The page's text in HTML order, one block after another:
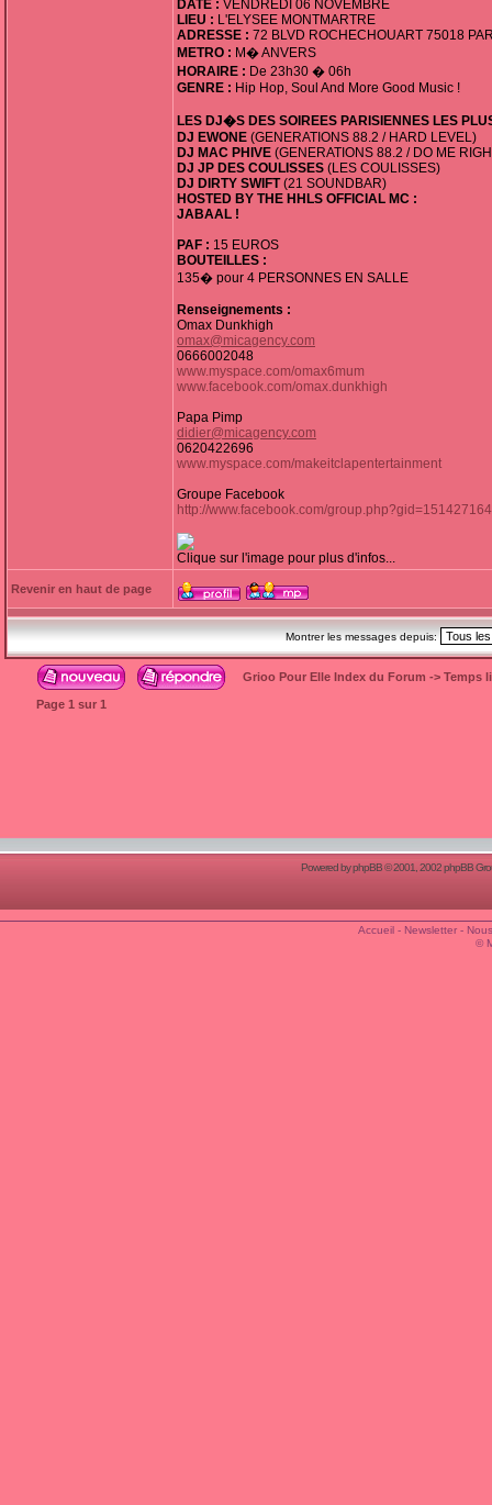
DATE : VENDREDI 06 NOVEMBRE
LIEU : L'ELYSEE MONTMARTRE
ADRESSE : 72 BLVD ROCHECHOUART 75018
METRO : M� ANVERS
HORAIRE : De 23h30 � 06h
GENRE : Hip Hop, Soul And More Good Music !
LES DJ�S DES SOIREES PARISIENNES LES
DJ EWONE (GENERATIONS 88.2 / HARD LEVEL)
DJ MAC PHIVE (GENERATIONS 88.2 / DO ME
DJ JP DES COULISSES (LES COULISSES)
DJ DIRTY SWIFT(21 SOUNDBAR)
HOSTED BY THE HHLS OFFICIAL MC :
JABAAL !
PAF : 15 EUROS
BOUTEILLES :
135� pour 4 PERSONNES EN SALLE
Renseignements :
Omax Dunkhigh
omax@micagency.com
0666002048
www.myspace.com/omax6mum
www.facebook.com/omax.dunkhigh
Papa Pimp
didier@micagency.com
0620422696
www.myspace.com/makeitclapentertainment
Groupe Facebook
http://www.facebook.com/
Clique sur l'image pour plus d'infos...
Revenir en haut de page
Montrer les messages depuis:
Grioo Pour Elle Index du Forum -> Temps
Page 1 sur 1
Powered byphpBB© 2001, 2002 phpBB
Accueil- Newsletter-
©